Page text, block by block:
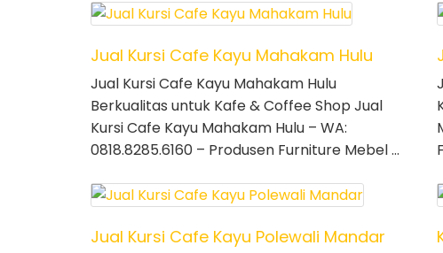
Jual Kursi Cafe Kayu Mahakam Hulu
Jual Kursi Cafe Kayu Mahakam Hulu
Berkualitas untuk Kafe & Coffee Shop Jual
Kursi Cafe Kayu Mahakam Hulu – WA:
0818.8285.6160 – Produsen Furniture Mebel …
Jual Kursi Cafe Kayu Polewali Mandar